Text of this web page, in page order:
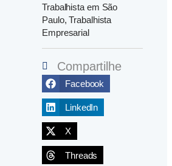
Trabalhista em São
Paulo,Trabalhista
Empresarial
Compartilhe
Facebook
LinkedIn
X
Threads